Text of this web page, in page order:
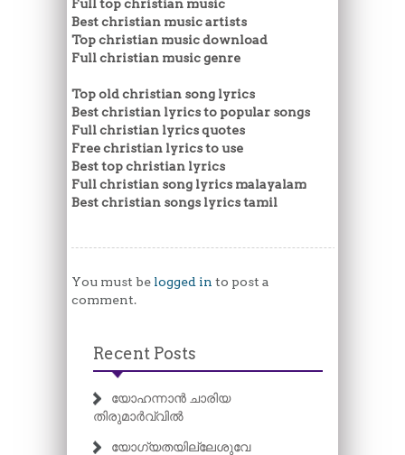
Full top christian music
Best christian music artists
Top christian music download
Full christian music genre
Top old christian song lyrics
Best christian lyrics to popular songs
Full christian lyrics quotes
Free christian lyrics to use
Best top christian lyrics
Full christian song lyrics malayalam
Best christian songs lyrics tamil
You must be logged in to post a
comment.
Recent Posts
യോഹന്നാൻ ചാരിയ
തിരുമാർവ്വിൽ
യോഗ്യതയില്ലേശുവേ